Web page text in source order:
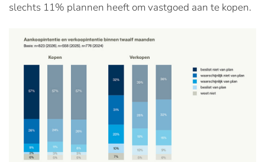
slechts 11% plannen heeft om vastgoed aan te kopen.